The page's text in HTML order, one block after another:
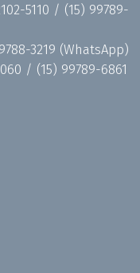
5110 / (15) 99789-
3219 (WhatsApp)
/ (15) 99789-6861